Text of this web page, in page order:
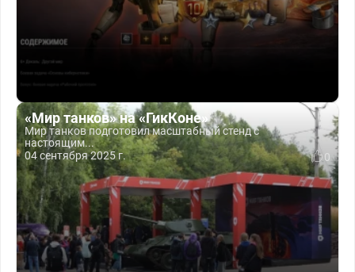
«Мир танков» на «ГикКоне»
Мир танков подготовил масштабный стенд с
настоящим...
04 сентября 2025 г.
0